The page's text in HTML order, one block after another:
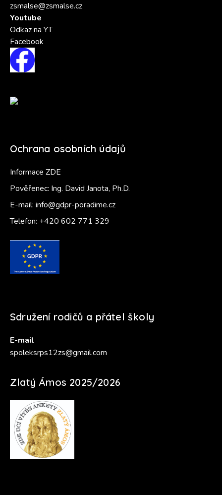
zsmalse@zsmalse.cz
Youtube
Odkaz na YT
Facebook
Ochrana osobních údajů
Informace ZDE
Pověřenec: Ing. David Janota, Ph.D.
E-mail: info@gdpr-poradime.cz
Telefon: +420 602 771 329
Sdružení rodičů a přátel školy
E-mail
spoleksrps12zs@gmail.com
Zlatý Ámos 2025/2026